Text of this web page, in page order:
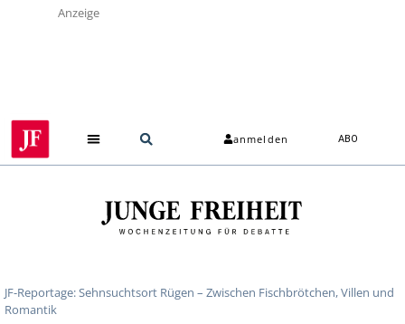
Anzeige
anmelden ABO
JF-Reportage: Sehnsuchtsort Rügen – Zwischen Fischbrötchen, Villen und
Romantik